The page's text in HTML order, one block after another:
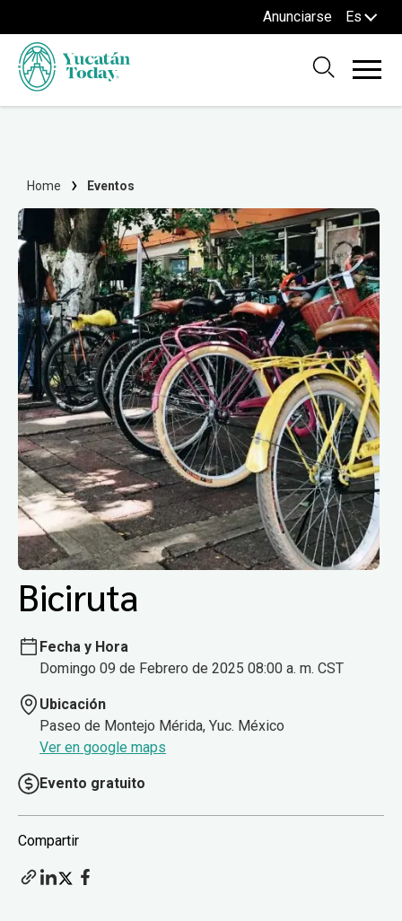
Anunciarse Es
Home Eventos
Biciruta
Fecha y Hora
Domingo 09 de Febrero de 2025 08:00 a. m. CST
Ubicación
Paseo de Montejo Mérida, Yuc. México
Ver en google maps
Evento gratuito
Compartir